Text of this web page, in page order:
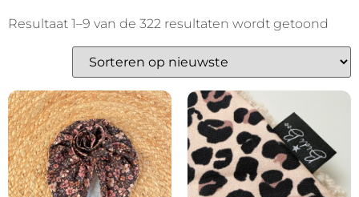
Resultaat 1–9 van de 322 resultaten wordt getoond